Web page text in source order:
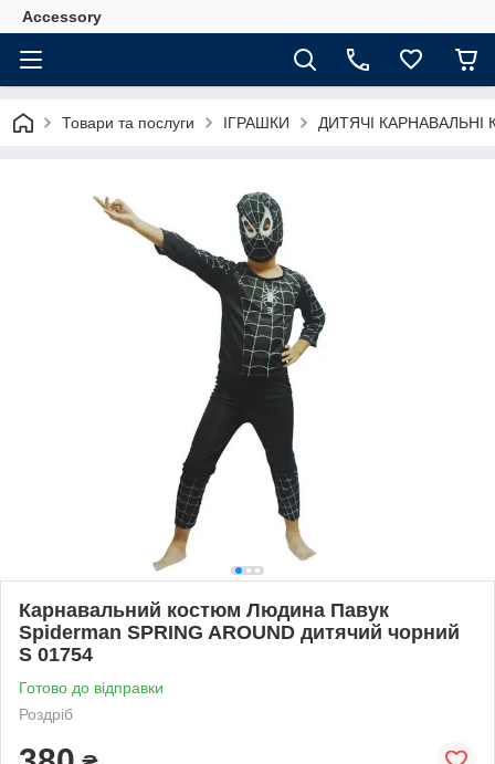
Accessory
Товари та послуги ІГРАШКИ ДИТЯЧІ
Карнавальний костюм Людина Павук
Spiderman SPRING AROUND дитячий чорний
S 01754
Готово до відправки
Роздріб